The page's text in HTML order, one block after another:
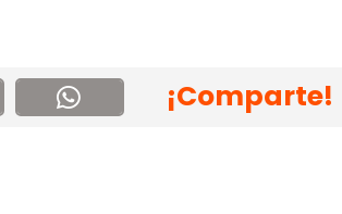
¡Comparte!